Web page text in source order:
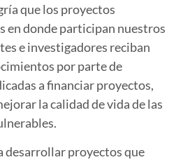
que los proyectos
donde participan nuestros
e investigadores reciban
por parte de
a financiar proyectos,
la calidad de vida de las
desarrollar proyectos que